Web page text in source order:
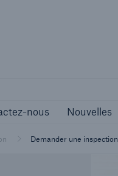
nous Nouvelles
Demander une inspection